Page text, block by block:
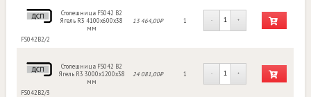
FS042B2/2
Столешница FS042 B2
Ягель R3 4100х600х38
мм
13 464,00₽ 1 - +
FS042B2/3
Столешница FS042 B2
Ягель R3 3000х1200х38
мм
24 081,00₽ 1 - +